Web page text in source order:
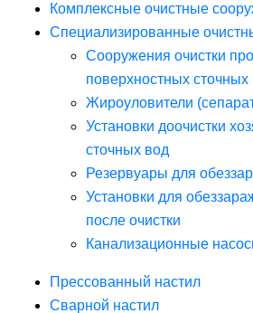
Комплексные очистные
Специализированные
Сооружения очистки
поверхностных сточных
Жироуловители
Установки доочистки
сточных вод
Резервуары для
Установки для
после очистки
Канализационные
Прессованный настил
Сварной настил